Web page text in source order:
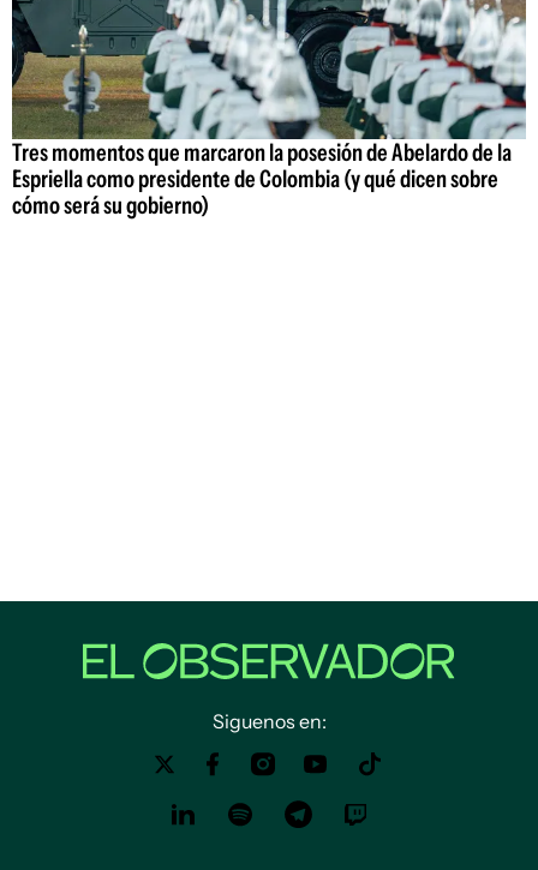
Tres momentos que marcaron la posesión de Abelardo de la
Espriella como presidente de Colombia (y qué dicen sobre
cómo será su gobierno)
Siguenos en: